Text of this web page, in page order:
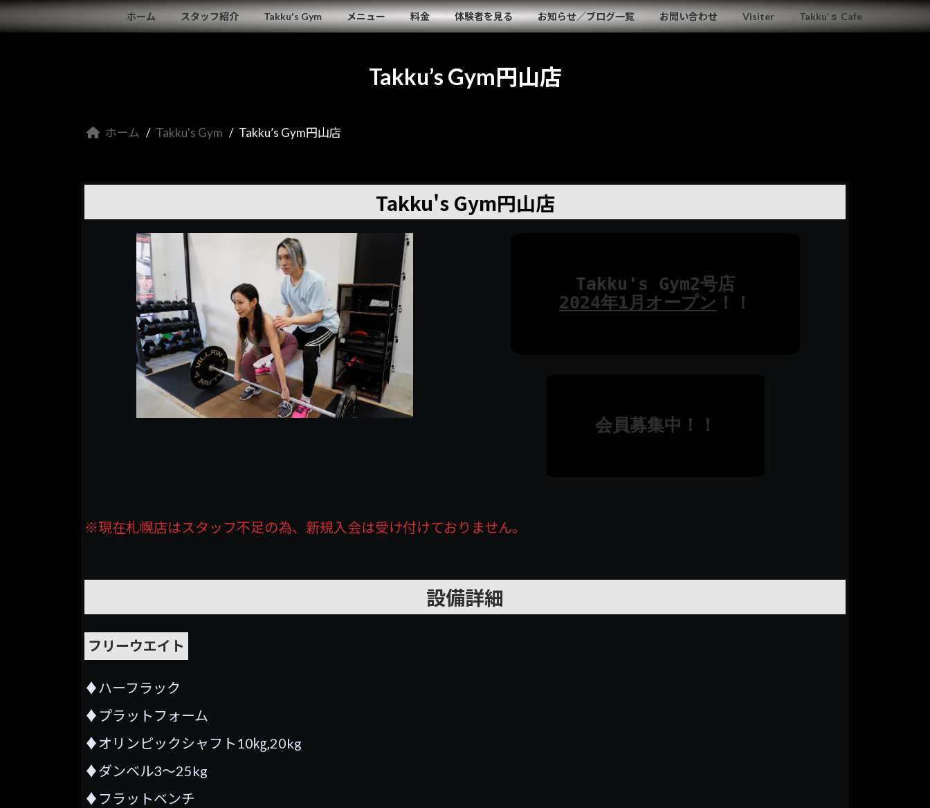
コ
ン
ナ
ビ
ホーム スタッフ紹介 Takku's Gym メニュー 料金 体験者を見る お知らせ／ブログ一覧 お問い合わせ Visiter Takku’ｓ Cafe
Takku’s Gym円山店
ホーム Takku's Gym Takku’s Gym円山店
Takku's Gym円山店
Takku's Gym2号店
2024年1月オープン ！！
会員募集中！！
※現在札幌店はスタッフ不足の為、新規入会は受け付けておりません。
設備詳細
フリーウエイト
♦ハーフラック
♦プラットフォーム
♦オリンピックシャフト10㎏,20kg
♦ダンベル3～25kg
♦フラットベンチ